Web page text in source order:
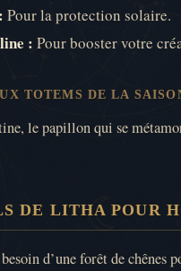
Pour la protection solaire.
: Pour booster votre
TOTEMS DE LA
le papillon qui se
DE LITHA POUR
besoin d’une forêt de